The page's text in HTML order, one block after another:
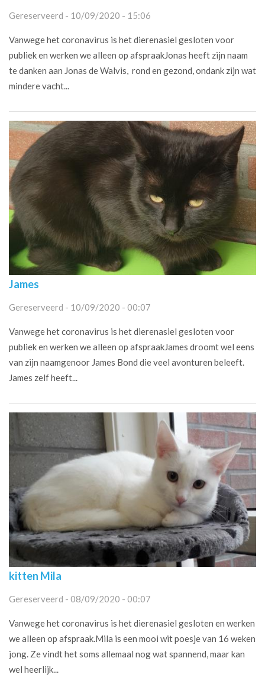
Gereserveerd - 10/09/2020 - 15:06
Vanwege het coronavirus is het dierenasiel gesloten voor
publiek en werken we alleen op afspraakJonas heeft zijn naam
te danken aan Jonas de Walvis, rond en gezond, ondank zijn wat
mindere vacht...
James
Gereserveerd - 10/09/2020 - 00:07
Vanwege het coronavirus is het dierenasiel gesloten voor
publiek en werken we alleen op afspraakJames droomt wel eens
van zijn naamgenoor James Bond die veel avonturen beleeft.
James zelf heeft...
kitten Mila
Gereserveerd - 08/09/2020 - 00:07
Vanwege het coronavirus is het dierenasiel gesloten en werken
we alleen op afspraak.Mila is een mooi wit poesje van 16 weken
jong. Ze vindt het soms allemaal nog wat spannend, maar kan
wel heerlijk...